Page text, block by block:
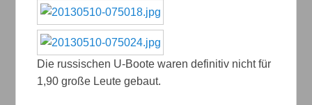
Die russischen U-Boote waren definitiv nicht für
1,90 große Leute gebaut.